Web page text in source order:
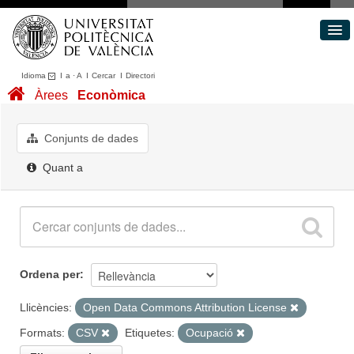
Idioma I a ·A I CercarI Directori
Conjunts de dades
Quant a
Àrees Econòmica
Conjunts de dades
Quant a
Ordena per
Llicències:
Open Data Commons Attribution License
Formats:
CSV Etiquetes:
Ocupació